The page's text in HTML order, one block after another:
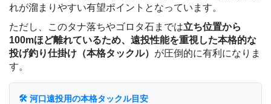
れが溜まりやすい有望ポイントとなっています。
ただし、このタナ落ちやゴロタ石までは立ち位置から
100mほど離れているため、遠投性能を重視した本格的な
投げ釣り仕掛け（本格タックル） が圧倒的に有利になりま
す。
🛠️ 河口遠投用の本格タックル目安